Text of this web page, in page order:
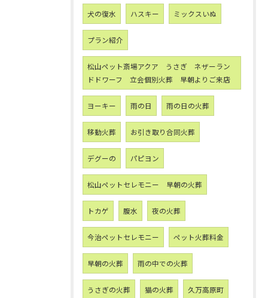
犬の復水 ハスキー ミックスいぬ
プラン紹介
松山ペット斎場アクア うさぎ ネザーラン
ドドワーフ 立会個別火葬 早朝よりご来店
ヨーキー 雨の日 雨の日の火葬
移動火葬 お引き取り合同火葬
デグーの パピヨン
松山ペットセレモニー 早朝の火葬
トカゲ 腹水 夜の火葬
今治ペットセレモニー ペット火葬料金
早朝の火葬 雨の中での火葬
うさぎの火葬 猫の火葬 久万高原町